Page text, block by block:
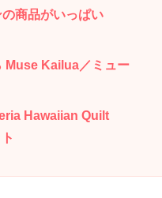
商品がいっぱい
Muse Kailua／ミュー
Hawaiian Quilt